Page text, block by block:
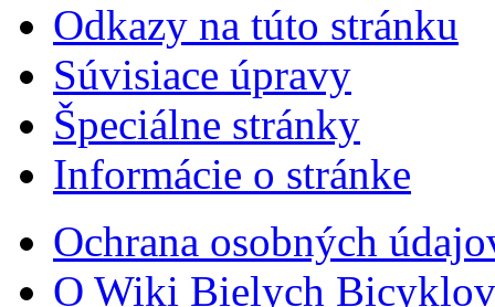
Odkazy na túto stránku
Súvisiace úpravy
Špeciálne stránky
Informácie o stránke
Ochrana osobných
O Wiki Bielych Bicyklov